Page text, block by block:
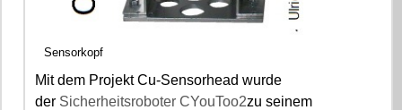
Sensorkopf
Mit dem Projekt Cu-Sensorhead wurde
der Sicherheitsroboter CYouToo2zu seinem